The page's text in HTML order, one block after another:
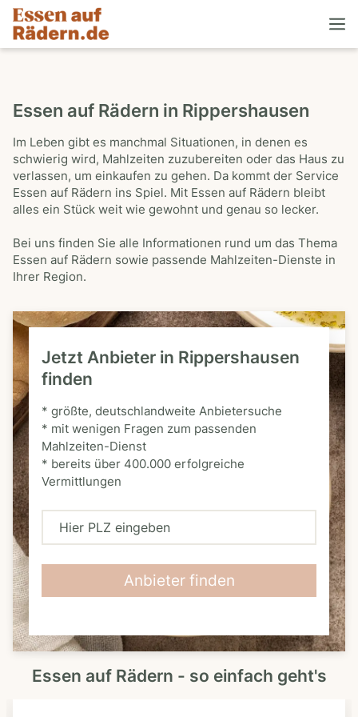
Essen auf Rädern in Rippershausen
Im Leben gibt es manchmal Situationen, in denen es
schwierig wird, Mahlzeiten zuzubereiten oder das Haus zu
verlassen, um einkaufen zu gehen. Da kommt der Service
Essen auf Rädern ins Spiel. Mit Essen auf Rädern bleibt
alles ein Stück weit wie gewohnt und genau so lecker.
Bei uns finden Sie alle Informationen rund um das Thema
Essen auf Rädern sowie passende Mahlzeiten-Dienste in
Ihrer Region.
Jetzt Anbieter in Rippershausen
finden
* größte, deutschlandweite Anbietersuche
* mit wenigen Fragen zum passenden
Mahlzeiten-Dienst
* bereits über 400.000 erfolgreiche
Vermittlungen
H
L
Z
Anbieter finden
Essen auf Rädern - so einfach geht's